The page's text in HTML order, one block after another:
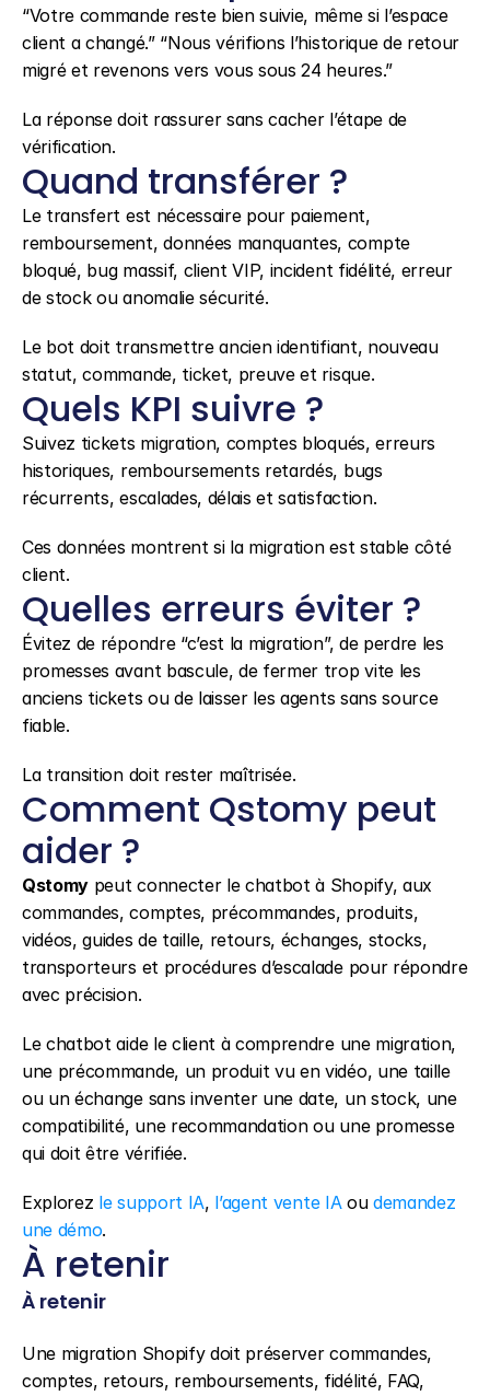
“Votre commande reste bien suivie, même si l’espace
client a changé.” “Nous vérifions l’historique de retour
migré et revenons vers vous sous 24 heures.”
La réponse doit rassurer sans cacher l’étape de
vérification.
Quand transférer ?
Le transfert est nécessaire pour paiement,
remboursement, données manquantes, compte
bloqué, bug massif, client VIP, incident fidélité, erreur
de stock ou anomalie sécurité.
Le bot doit transmettre ancien identifiant, nouveau
statut, commande, ticket, preuve et risque.
Quels KPI suivre ?
Suivez tickets migration, comptes bloqués, erreurs
historiques, remboursements retardés, bugs
récurrents, escalades, délais et satisfaction.
Ces données montrent si la migration est stable côté
client.
Quelles erreurs éviter ?
Évitez de répondre “c’est la migration”, de perdre les
promesses avant bascule, de fermer trop vite les
anciens tickets ou de laisser les agents sans source
fiable.
La transition doit rester maîtrisée.
Comment Qstomy peut
aider ?
Qstomy peut connecter le chatbot à Shopify, aux
commandes, comptes, précommandes, produits,
vidéos, guides de taille, retours, échanges, stocks,
transporteurs et procédures d’escalade pour répondre
avec précision.
Le chatbot aide le client à comprendre une migration,
une précommande, un produit vu en vidéo, une taille
ou un échange sans inventer une date, un stock, une
compatibilité, une recommandation ou une promesse
qui doit être vérifiée.
Explorez le support IA, l’agent vente IA ou demandez
une démo.
À retenir
À retenir
Une migration Shopify doit préserver commandes,
comptes, retours, remboursements, fidélité, FAQ,